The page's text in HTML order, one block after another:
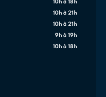
10h à 18h
10h à 21h
10h à 21h
9h à 19h
10h à 18h